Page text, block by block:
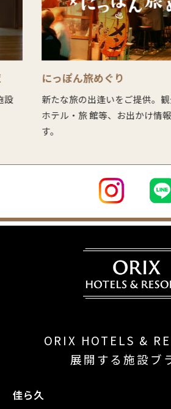
設
にっぽん旅めぐり
新たな旅の出逢いをご提供。観
ホテル・旅 館等、お出かけ情
す。
ORIX HOTELS &
展開する施設ブ
佳ら久